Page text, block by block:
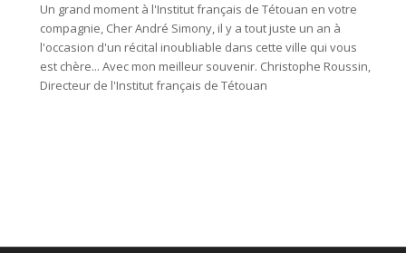
Un grand moment à l'Institut français de Tétouan en votre
compagnie, Cher André Simony, il y a tout juste un an à
l'occasion d'un récital inoubliable dans cette ville qui vous
est chère... Avec mon meilleur souvenir. Christophe Roussin,
Directeur de l'Institut français de Tétouan